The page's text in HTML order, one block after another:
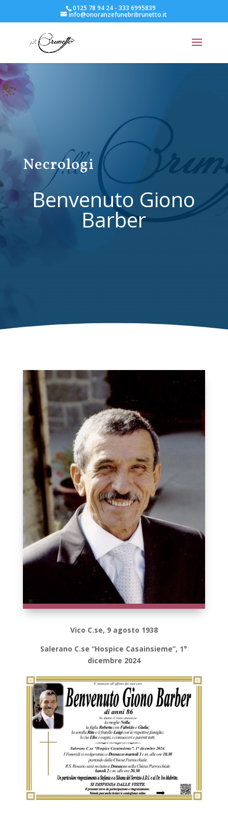
0125 78 94 24 - 333 6995839
info@onoranzefunebribrunetto.it
Necrologi
Benvenuto Giono
Barber
Vico C.se, 9 agosto 1938
Salerano C.se “Hospice Casainsieme”, 1°
dicembre 2024